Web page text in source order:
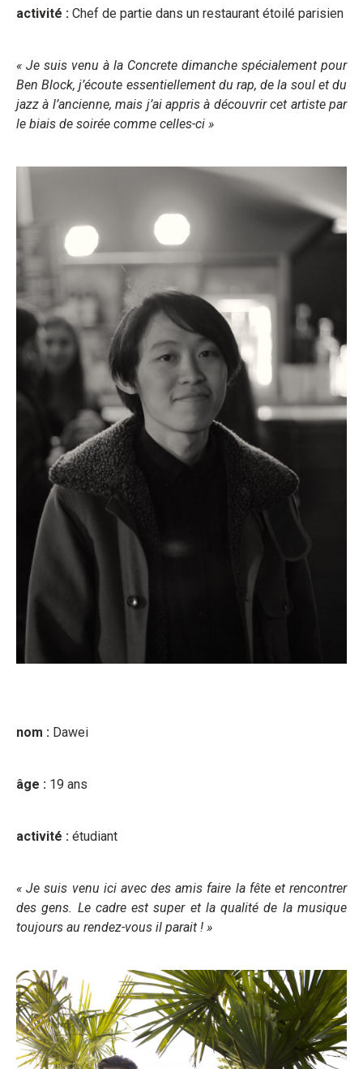
activité : Chef de partie dans un restaurant étoilé parisien
« Je suis venu à la Concrete dimanche spécialement pour
Ben Block, j’écoute essentiellement du rap, de la soul et du
jazz à l’ancienne, mais j’ai appris à découvrir cet artiste par
le biais de soirée comme celles-ci »
nom : Dawei
âge : 19 ans
activité : étudiant
« Je suis venu ici avec des amis faire la fête et rencontrer
des gens. Le cadre est super et la qualité de la musique
toujours au rendez-vous il parait ! »